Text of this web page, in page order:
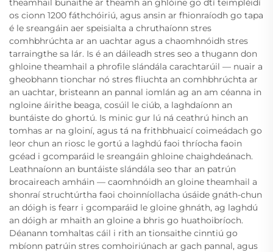
theamhail bunaithe ar theamh an ghlóine go dtí teimpléidí
os cionn 1200 fáthchóiriú, agus ansin ar fhionraíodh go tapa
é le sreangáin aer speisialta a chruthaíonn stres
comhbhrúchta ar an uachtar agus a chaomhnóidh stres
tarraingthe sa lár. Is é an dáileadh stres seo a thugann don
ghloine theamhail a phrofile slándála carachtarúil — nuair a
gheobhann tionchar nó stres fliuchta an comhbhrúchta ar
an uachtar, bristeann an pannal iomlán ag an am céanna in
ngloine áirithe beaga, cosúil le ciúb, a laghdaíonn an
buntáiste do ghortú. Is minic gur lú ná ceathrú hinch an
tomhas ar na gloiní, agus tá na frithbhuaicí coimeádach go
leor chun an riosc le gortú a laghdú faoi thríocha faoin
gcéad i gcomparáid le sreangáin ghloine chaighdeánach.
Leathnaíonn an buntáiste slándála seo thar an patrún
brocaireach amháin — caomhnóidh an gloine theamhail a
shonraí struchtúrtha faoi choinníollacha úsáide gnáth-chun
an dóigh is fearr i gcomparáid le gloine ghnáth, ag laghdú
an dóigh ar mhaith an gloine a bhris go huathoibríoch.
Déanann tomhaltas cáil i rith an tionsaithe cinntiú go
mbíonn patrúin stres comhoiriúnach ar gach pannal, agus